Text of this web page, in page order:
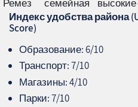
Ремез
семейная
высокие
Индекс удобства района
Score)
Образование: 6/10
Транспорт: 7/10
Магазины: 4/10
Парки: 7/10